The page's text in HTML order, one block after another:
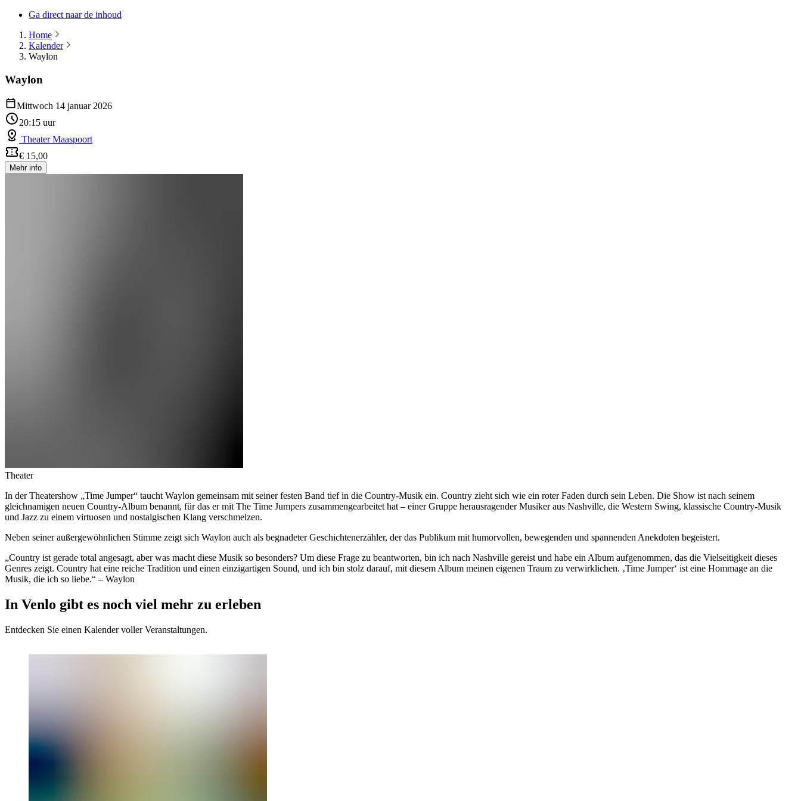
Ga direct naar de inhoud
Home
Kalender
Waylon
Waylon
Mittwoch 14 januar 2026
20:15 uur
Theater Maaspoort
€ 15,00
Mehr info
Theater
In der Theatershow „Time Jumper“ taucht Waylon gemeinsam mit seiner festen Band tief in die Country-Musik ein. Country zieht sich wie ein roter Faden durch sein Leben. Die Show ist nach seinem
gleichnamigen neuen Country-Album benannt, für das er mit The Time Jumpers zusammengearbeitet hat – einer Gruppe herausragender Musiker aus Nashville, die Western Swing, klassische Country-Musik
und Jazz zu einem virtuosen und nostalgischen Klang verschmelzen.
Neben seiner außergewöhnlichen Stimme zeigt sich Waylon auch als begnadeter Geschichtenerzähler, der das Publikum mit humorvollen, bewegenden und spannenden Anekdoten begeistert.
„Country ist gerade total angesagt, aber was macht diese Musik so besonders? Um diese Frage zu beantworten, bin ich nach Nashville gereist und habe ein Album aufgenommen, das die Vielseitigkeit dieses
Genres zeigt. Country hat eine reiche Tradition und einen einzigartigen Sound, und ich bin stolz darauf, mit diesem Album meinen eigenen Traum zu verwirklichen. ‚Time Jumper‘ ist eine Hommage an die
Musik, die ich so liebe.“ – Waylon
In Venlo gibt es noch viel mehr zu erleben
Entdecken Sie einen Kalender voller Veranstaltungen.